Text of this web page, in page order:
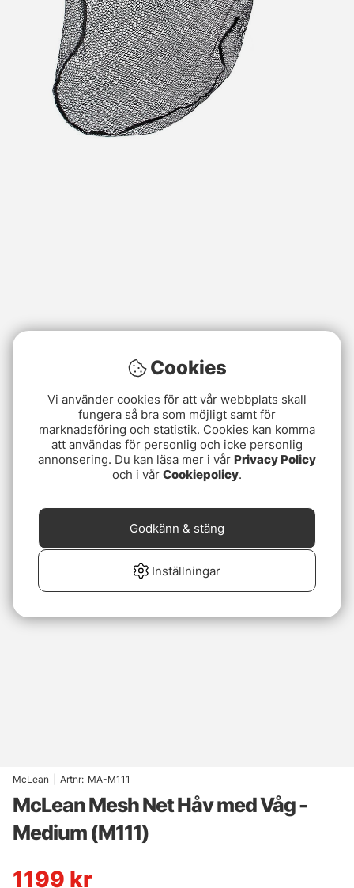
McLean Artnr: MA-M111
McLean Mesh Net Håv med Våg -
Medium (M111)
1199 kr
Cookies
Vi använder cookies för att vår webbplats skall
fungera så bra som möjligt samt för
marknadsföring och statistik. Cookies kan komma
att användas för personlig och icke personlig
annonsering. Du kan läsa mer i vår Privacy Policy
och i vår Cookiepolicy.
Inställningar
Godkänn & stäng